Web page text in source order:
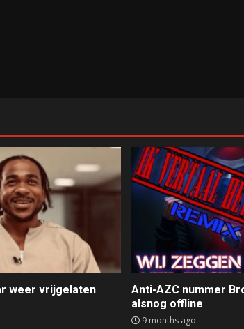
weer vrijgelaten
Anti-AZC nummer
alsnog offline
9 months ago